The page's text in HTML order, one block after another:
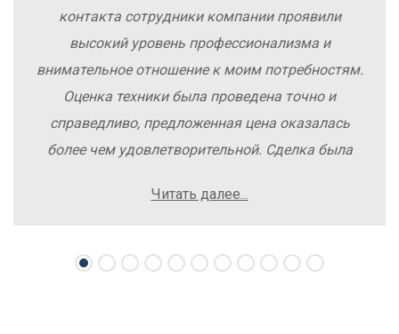
контакта сотрудники компании проявили
высокий уровень профессионализма и
внимательное отношение к моим потребностям.
Оценка техники была проведена точно и
справедливо, предложенная цена оказалась
более чем удовлетворительной. Сделка была
осложнений. Рекомендую компанию Excavator
свою спецтехнику.
Читать далее...